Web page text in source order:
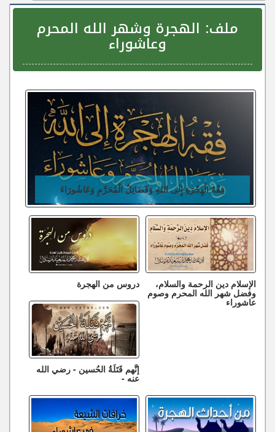
ملف: الهجرة وشهر الله المحرم
وعاشوراء
فِقْهُ الْهِجْرَةِ إِلَى اللهِ وَفَضَائِلُ الْمُحَرَّمِ وَعَاشُورَاءَ
الإسلام دين الرحمة والسلام،
وفضل شهر الله المحرم وصوم
عاشوراء
دروس من الهجرة
إنَّهم قَتَلَةُ الحُسين - رضي الله
عنه -